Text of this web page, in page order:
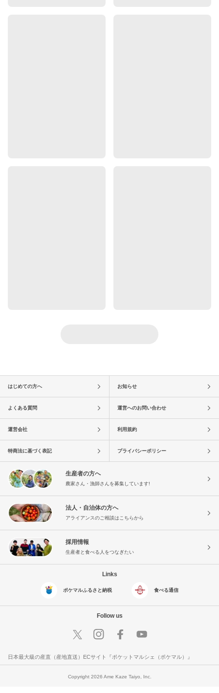
はじめての方へ お知らせ
よくある質問 運営へのお問い合わせ
運営会社 利用規約
特商法に基づく表記 プライバシーポリシー
生産者の方へ
農家さん・漁師さんを募集しています!
法人・自治体の方へ
アライアンスのご相談はこちらから
採用情報
生産者と食べる人をつなぎたい
Links
ポケマルふるさと納税 食べる通信
Follow us
日本最大級の産直（産地直送）ECサイト『ポケットマルシェ（ポケマル）』
Copyright 2026 Ame Kaze Taiyo, Inc.